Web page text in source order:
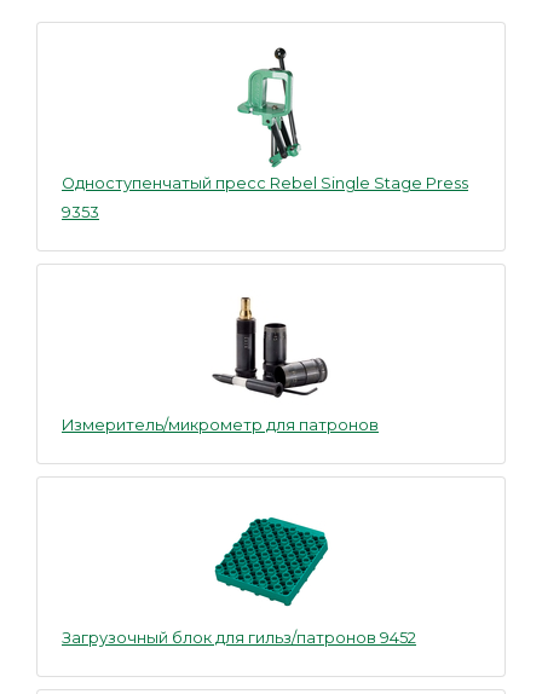
Одноступенчатый пресс Rebel Single Stage Press
9353
Измеритель/микрометр для патронов
Загрузочный блок для гильз/патронов 9452